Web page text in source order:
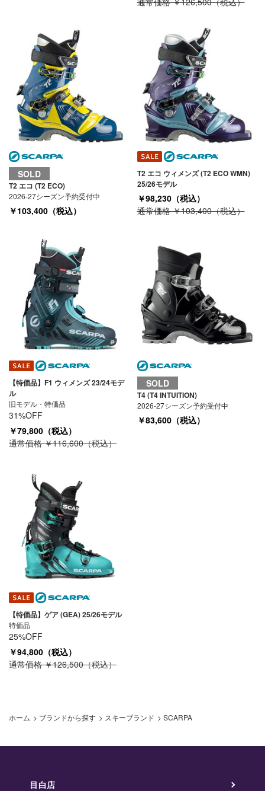
SOLD
T2 エコ (T2 ECO)
2026-27シーズン予約受付中
￥103,400（税込）
T2 エコ ウィメンズ (T2 ECO WMN)
25/26モデル
￥98,230（税込）
通常価格 ￥103,400（税込）
【特価品】F1 ウィメンズ 23/24モデ
ル
旧モデル・特価品
31%OFF
￥79,800（税込）
通常価格 ￥116,600（税込）
SOLD
T4 (T4 INTUITION)
2026-27シーズン予約受付中
￥83,600（税込）
【特価品】ゲア (GEA) 25/26モデル
特価品
25%OFF
￥94,800（税込）
通常価格 ￥126,500（税込）
ホーム > ブランドから探す > スキーブランド > SCARPA
目白店